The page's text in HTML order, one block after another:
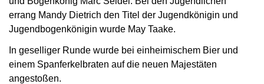
errang Mandy Dietrich den Titel der Jugendkönigin und
Jugendbogenkönigin wurde May Taake.
In geselliger Runde wurde bei einheimischem Bier und
einem Spanferkelbraten auf die neuen Majestäten
angestoßen.